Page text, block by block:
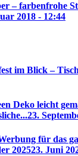
– farbenfrohe
2018 - 12:44
im Blick –
Deko leicht
23.
für das
202523. Juni